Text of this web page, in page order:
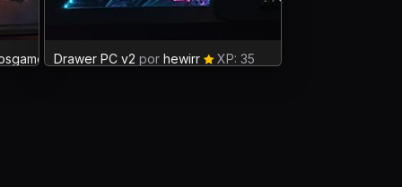
XP: 0
Drawer PC v2 por hewirr XP: 35